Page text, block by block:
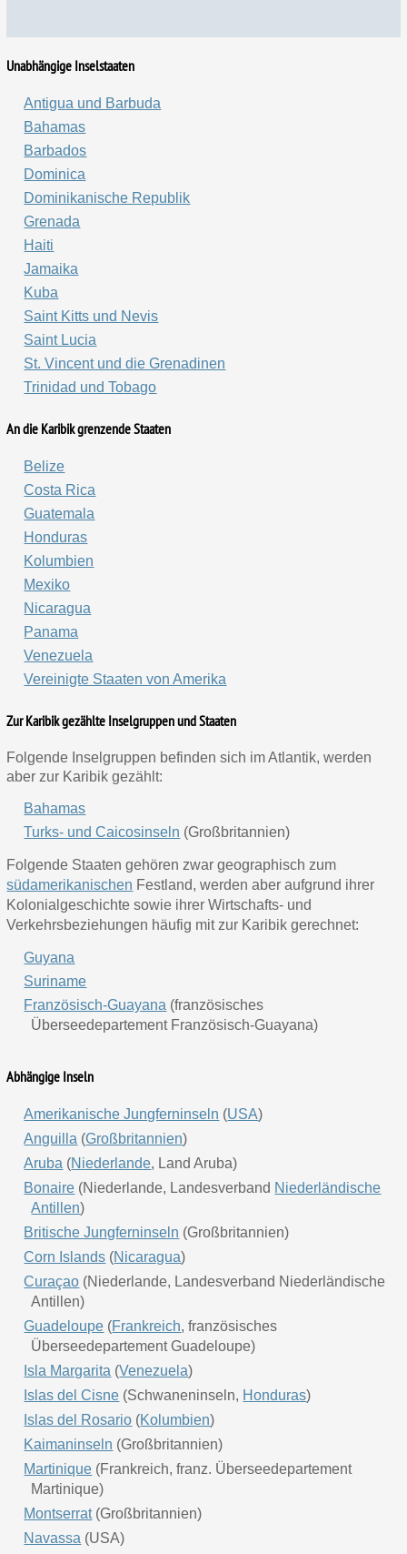
Unabhängige Inselstaaten
Antigua und Barbuda
Bahamas
Barbados
Dominica
Dominikanische Republik
Grenada
Haiti
Jamaika
Kuba
Saint Kitts und Nevis
Saint Lucia
St. Vincent und die Grenadinen
Trinidad und Tobago
An die Karibik grenzende Staaten
Belize
Costa Rica
Guatemala
Honduras
Kolumbien
Mexiko
Nicaragua
Panama
Venezuela
Vereinigte Staaten von Amerika
Zur Karibik gezählte Inselgruppen und Staaten
Folgende Inselgruppen befinden sich im Atlantik, werden
aber zur Karibik gezählt:
Bahamas
Turks- und Caicosinseln (Großbritannien)
Folgende Staaten gehören zwar geographisch zum
südamerikanischen Festland, werden aber aufgrund ihrer
Kolonialgeschichte sowie ihrer Wirtschafts- und
Verkehrsbeziehungen häufig mit zur Karibik gerechnet:
Guyana
Suriname
Französisch-Guayana (französisches
Überseedepartement Französisch-Guayana)
Abhängige Inseln
Amerikanische Jungferninseln (USA)
Anguilla (Großbritannien)
Aruba (Niederlande, Land Aruba)
Bonaire (Niederlande, Landesverband Niederländische
Antillen)
Britische Jungferninseln (Großbritannien)
Corn Islands (Nicaragua)
Curaçao (Niederlande, Landesverband Niederländische
Antillen)
Guadeloupe (Frankreich, französisches
Überseedepartement Guadeloupe)
Isla Margarita (Venezuela)
Islas del Cisne (Schwaneninseln, Honduras)
Islas del Rosario (Kolumbien)
Kaimaninseln (Großbritannien)
Martinique (Frankreich, franz. Überseedepartement
Martinique)
Montserrat(Großbritannien)
Navassa (USA)